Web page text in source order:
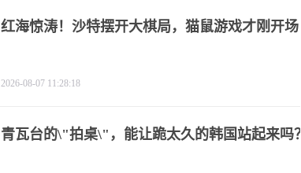
红海惊涛！沙特摆开大棋局，猫鼠游戏才刚开场
2026-08-07 11:28:18
青瓦台的\"拍桌\"，能让跪太久的韩国站起来吗？